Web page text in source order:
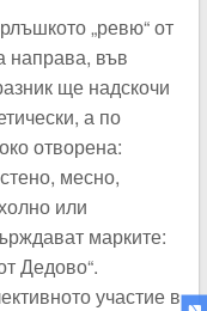
„ревю“ от
направа, във
ще надскочи
а по
отворена:
месно,
или
марките:
Дедово“.
участие в